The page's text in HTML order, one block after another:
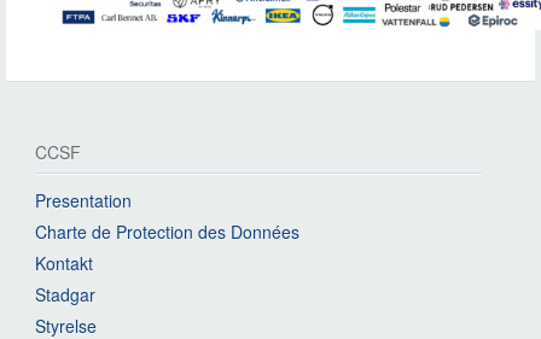
CCSF
Presentation
Charte de Protection des Données
Kontakt
Stadgar
Styrelse